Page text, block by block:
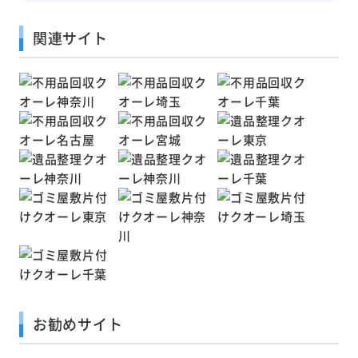
関連サイト
お勧めサイト